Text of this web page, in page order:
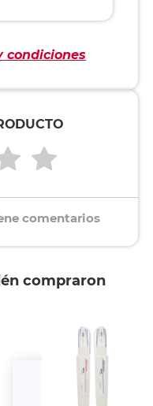
condiciones
comentarios
compraron